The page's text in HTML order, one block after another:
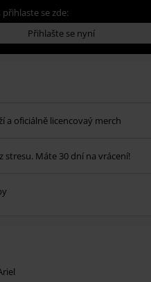
se zde:
Přihlašte se nyní
a oficiálně licencovaý merch
stresu. Máte 30 dní na vrácení!